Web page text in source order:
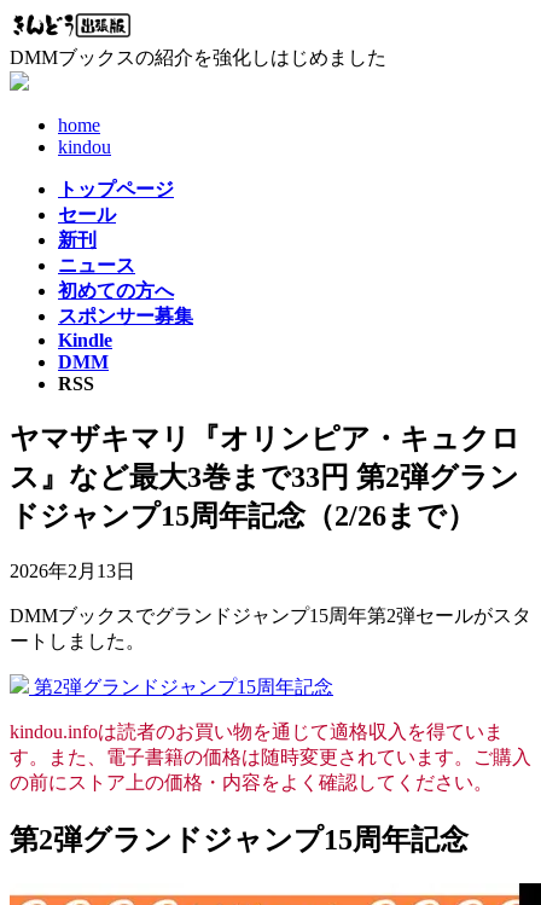
コ
テ
ン
ナ
ゲ
ー
DMMブックスの紹介を強化しはじめました
home
kindou
トップページ
セール
新刊
ニュース
初めての方へ
スポンサー募集
Kindle
DMM
RSS
ヤマザキマリ『オリンピア・キュクロ
ス』など最大3巻まで33円 第2弾グラン
ドジャンプ15周年記念（2/26まで）
2026年2月13日
DMMブックスでグランドジャンプ15周年第2弾セールがスタ
ートしました。
第2弾グランドジャンプ15周年記念
kindou.infoは読者のお買い物を通じて適格収入を得ていま
す。また、電子書籍の価格は随時変更されています。ご購入
の前にストア上の価格・内容をよく確認してください。
第2弾グランドジャンプ15周年記念